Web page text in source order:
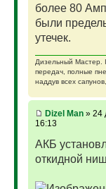
более 80
были
утечек.
Дизельный Мастер.
передач, полные
наддув всех
Dizel Man» 24
16:13
АКБ
откидной